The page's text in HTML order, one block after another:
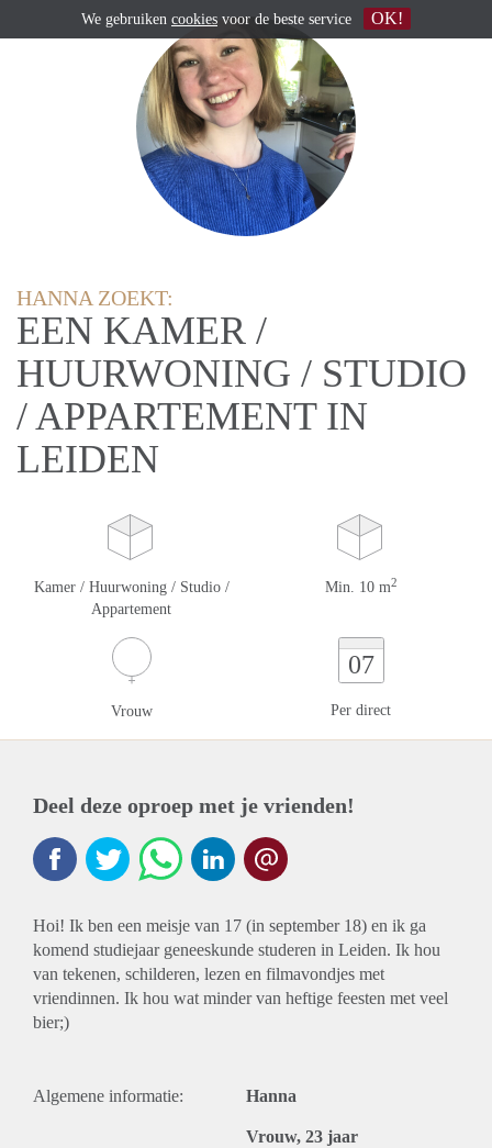
HANNA ZOEKT:
EEN KAMER /
HUURWONING / STUDIO
/ APPARTEMENT IN
LEIDEN
Kamer / Huurwoning / Studio /
Appartement
Min. 10 m2
Vrouw
07
Per direct
Deel deze oproep met je vrienden!
Hoi! Ik ben een meisje van 17 (in september 18) en ik ga
komend studiejaar geneeskunde studeren in Leiden. Ik hou
van tekenen, schilderen, lezen en filmavondjes met
vriendinnen. Ik hou wat minder van heftige feesten met veel
bier;)
Algemene informatie: Hanna
Vrouw, 23 jaar
We gebruiken cookies voor de beste service OK!